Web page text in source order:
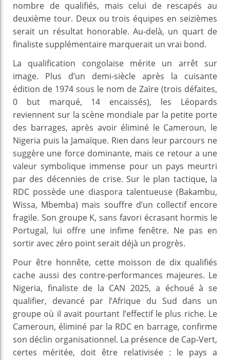
nombre de qualifiés, mais celui de rescapés au
deuxième tour. Deux ou trois équipes en seizièmes
serait un résultat honorable. Au‑delà, un quart de
finaliste supplémentaire marquerait un vrai bond.
La qualification congolaise mérite un arrêt sur
image. Plus d’un demi‑siècle après la cuisante
édition de 1974 sous le nom de Zaïre (trois défaites,
0 but marqué, 14 encaissés), les Léopards
reviennent sur la scène mondiale par la petite porte
des barrages, après avoir éliminé le Cameroun, le
Nigeria puis la Jamaïque. Rien dans leur parcours ne
suggère une force dominante, mais ce retour a une
valeur symbolique immense pour un pays meurtri
par des décennies de crise. Sur le plan tactique, la
RDC possède une diaspora talentueuse (Bakambu,
Wissa, Mbemba) mais souffre d’un collectif encore
fragile. Son groupe K, sans favori écrasant hormis le
Portugal, lui offre une infime fenêtre. Ne pas en
sortir avec zéro point serait déjà un progrès.
Pour être honnête, cette moisson de dix qualifiés
cache aussi des contre‑performances majeures. Le
Nigeria, finaliste de la CAN 2025, a échoué à se
qualifier, devancé par l’Afrique du Sud dans un
groupe où il avait pourtant l’effectif le plus riche. Le
Cameroun, éliminé par la RDC en barrage, confirme
son déclin organisationnel. La présence de Cap‑Vert,
certes méritée, doit être relativisée : le pays a